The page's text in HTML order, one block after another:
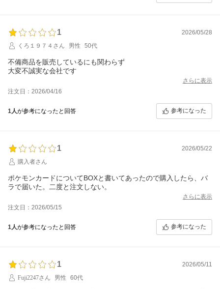
1
2026/05/28
くろ１９７４さん
男性 50代
不備商品を販売しているにも関わらず
大変不誠実な会社です
さらに表示
注文日：2026/04/16
1人が参考になったと回答 参考になった
1
2026/05/22
購入者さん
ポケモンカードについてBOXと書いてあったので購入したら、バ
ラで届いた。二度と注文しない。
さらに表示
注文日：2026/05/15
1人が参考になったと回答 参考になった
1
2026/05/11
Fuji2247さん
男性 60代